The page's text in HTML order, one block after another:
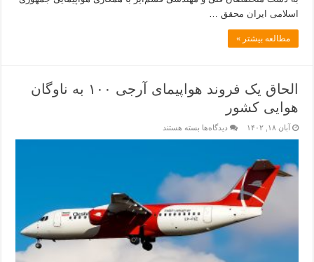
اسلامی ایران محقق …
مطالعه بیشتر »
الحاق یک فروند هواپیمای آرجی ۱۰۰ به ناوگان
هوایی کشور
آبان ۱۸, ۱۴۰۲ دیدگاه‌ها بسته هستند